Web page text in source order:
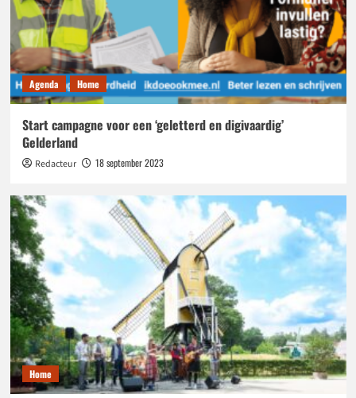
Agenda Home
Start campagne voor een ‘geletterd en digivaardig’
Gelderland
Redacteur 18 september 2023
Home